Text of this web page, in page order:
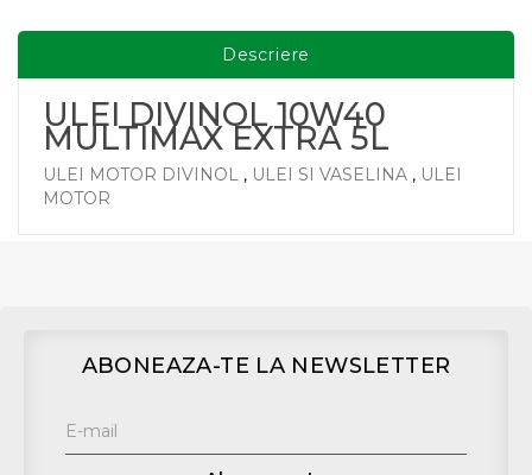
Descriere
ULEI DIVINOL 10W40
MULTIMAX EXTRA 5L
ULEI MOTOR DIVINOL , ULEI SI VASELINA , ULEI
MOTOR
ABONEAZA-TE LA NEWSLETTER